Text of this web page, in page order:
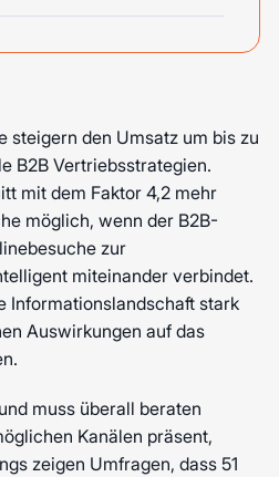
steigern den Umsatz um bis zu
B2B Vertriebsstrategien.
mit dem Faktor 4,2 mehr
möglich, wenn der B2B-
zur
miteinander verbindet.
Informationslandschaft stark
Auswirkungen auf das
muss überall beraten
Kanälen präsent,
zeigen Umfragen, dass 51